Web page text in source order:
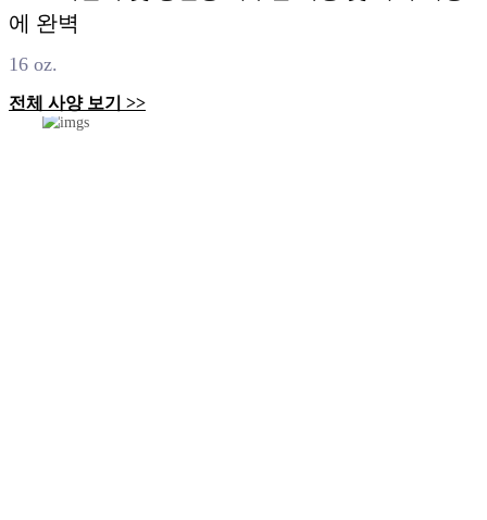
에 완벽
16 oz.
전체 사양 보기 >>